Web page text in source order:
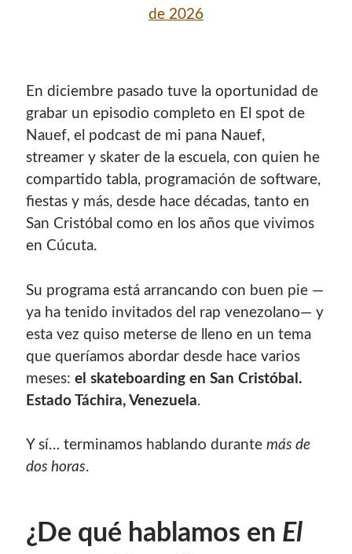
¡Hola mi nombre es Miguel Useche!
desarrollador web
, colaboro en comunidades como
Mozilla (Hispano|Venezuela )y enWordPress Venezuela
promuevo tecnologías abiertas, mantengoPKGBUILDS
de Archlinux,plugins de WordPressy me gusta organizar
o dar charlas.
enseñar, comparto algunas de mis opiniones y
experiencias en el mundo informático en este blog.
Puedescontactarmeo leer más sobre mi
mi página profesional
Donate
creating content for this site.
de 2026
En diciembre pasado tuve la oportunidad de
grabar un episodio completo en El spot de
Nauef, el podcast de mi pana Nauef,
streamer y skater de la escuela, con quien he
compartido tabla, programación de software,
fiestas y más, desde hace décadas, tanto en
San Cristóbal como en los años que vivimos
en Cúcuta.
Su programa está arrancando con buen pie —
ya ha tenido invitados del rap venezolano— y
esta vez quiso meterse de lleno en un tema
que queríamos abordar desde hace varios
meses:el skateboarding en San Cristóbal.
Estado Táchira, Venezuela.
Y sí… terminamos hablando durantemás de
dos horas.
¿De qué hablamos en El